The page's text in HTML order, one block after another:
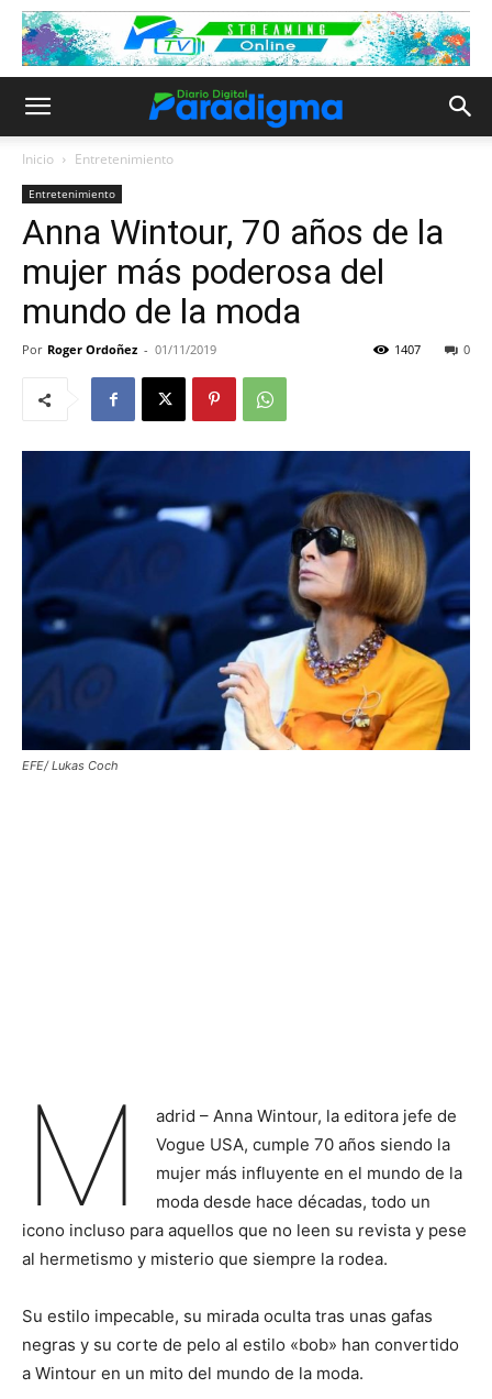
Inicio Entretenimiento
Entretenimiento
Anna Wintour, 70 años de la
mujer más poderosa del
mundo de la moda
Por Roger Ordoñez - 01/11/2019 0
1407
EFE/ Lukas Coch
M
adrid – Anna Wintour, la editora jefe de
Vogue USA, cumple 70 años siendo la
mujer más influyente en el mundo de la
moda desde hace décadas, todo un
icono incluso para aquellos que no leen su revista y pese
al hermetismo y misterio que siempre la rodea.
Su estilo impecable, su mirada oculta tras unas gafas
negras y su corte de pelo al estilo «bob» han convertido
a Wintour en un mito del mundo de la moda.